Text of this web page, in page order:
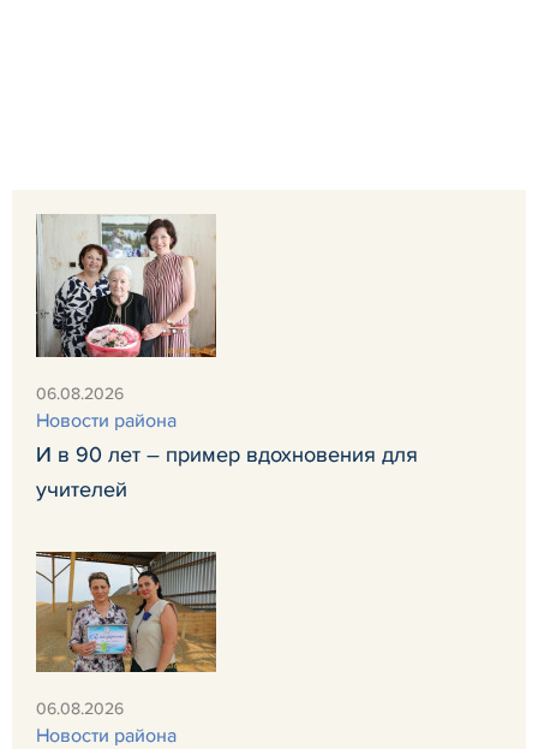
06.08.2026
Новости района
И в 90 лет – пример вдохновения для
учителей
06.08.2026
Новости района